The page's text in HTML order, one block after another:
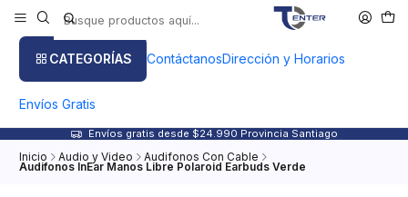
CATEGORÍAS ContáctanosDirección y Horarios
Envíos Gratis
Envíos gratis desde $24.990 Provincia Santiago
Inicio Audio y Video Audifonos Con Cable
Audifonos InEar Manos Libre Polaroid Earbuds Verde